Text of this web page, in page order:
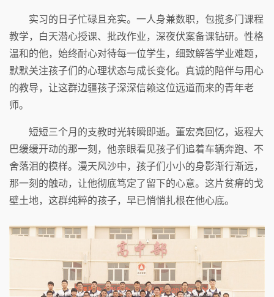
实习的日子忙碌且充实。一人身兼数职，包揽多门课程
教学，白天潜心授课、批改作业，深夜伏案备课钻研。性格
温和的他，始终耐心对待每一位学生，细致解答学业难题，
默默关注孩子们的心理状态与成长变化。真诚的陪伴与用心
的教导，让这群边疆孩子深深信赖这位远道而来的青年老
师。
短短三个月的支教时光转瞬即逝。董宏亮回忆，返程大
巴缓缓开动的那一刻，他亲眼看见孩子们追着车辆奔跑、不
舍落泪的模样。漫天风沙中，孩子们小小的身影渐行渐远，
那一刻的触动，让他彻底笃定了留下的心意。这片贫瘠的戈
壁土地，这群纯粹的孩子，早已悄悄扎根在他心底。